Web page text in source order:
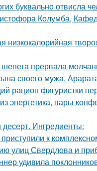
буквально отвисла
Колумба,
низкокалорийная
прервала
своего мужа,
рацион фигуристки
энергетика, пары
Ингредиенты:
к
улиц Свердлова и
удивила